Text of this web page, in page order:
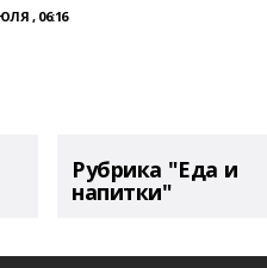
, 06:16
Рубрика "Еда и
напитки"